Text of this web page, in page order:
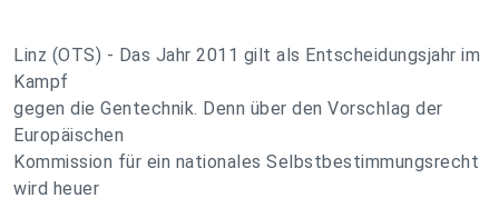
Linz (OTS) - Das Jahr 2011 gilt als Entscheidungsjahr im
Kampf
gegen die Gentechnik. Denn über den Vorschlag der
Europäischen
Kommission für ein nationales Selbstbestimmungsrecht
wird heuer